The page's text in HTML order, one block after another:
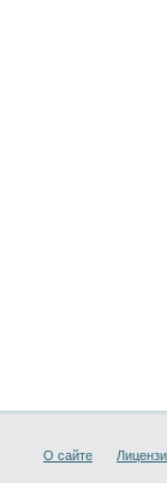
О сайте